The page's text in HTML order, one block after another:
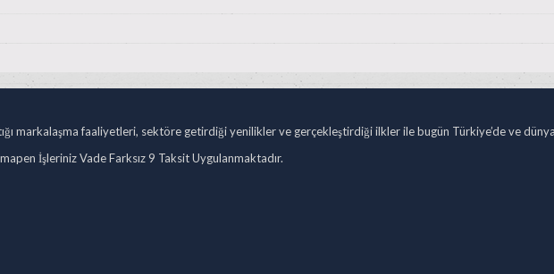
markalaşma faaliyetleri, sektöre getirdiği yenilikler ve gerçekleştirdiği ilkler ile bugün Türkiye’de ve
İşleriniz Vade Farksız 9 Taksit Uygulanmaktadır.